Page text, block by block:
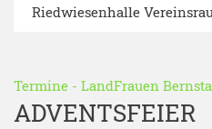
Riedwiesenhalle
Termine - LandFrauen
ADVENTSFEIER